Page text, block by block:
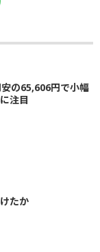
安の65,606円で小幅
注目
たか